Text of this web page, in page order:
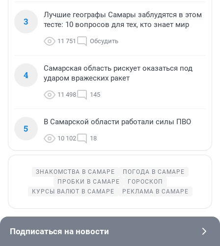
3
Лучшие географы Самары заблудятся в этом
тесте: 10 вопросов для тех, кто знает мир
11 751 Обсудить
4
Самарская область рискует оказаться под
ударом вражеских ракет
11 498 145
5
В Самарской области работали силы ПВО
10 102 18
ЗНАКОМСТВА В САМАРЕ
ПОГОДА В САМАРЕ
ПРОБКИ В САМАРЕ
ГОРОСКОП
КУРСЫ ВАЛЮТ В САМАРЕ
РЕКЛАМА В САМАРЕ
Подписаться на новости